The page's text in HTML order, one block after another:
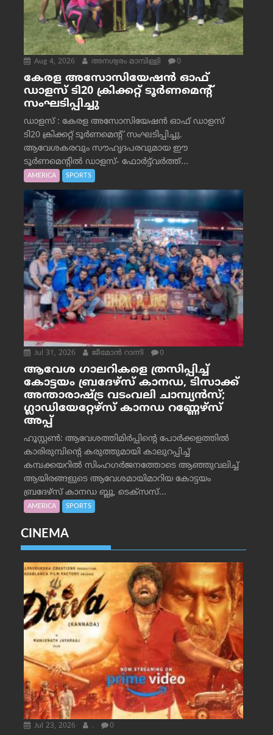
Aug 4, 2026 അനശ്വരം മാമ്പിള്ളി 0
കേരള അസോസിയേഷൻ ഓഫ്
ഡാളസ് ടി20 ക്രിക്കറ്റ് ടൂർണമെന്റ്
സംഘടിപ്പിച്ചു
ഡാളസ് : കേരള അസോസിയേഷൻ ഓഫ് ഡാളസ്
ടി20 ക്രിക്കറ്റ് ടൂർണമെന്റ് സംഘടിപ്പിച്ചു.
ആവേശകരവും സൗഹൃദപരവുമായ ഈ
ടൂർണമെന്റിൽ ഡാളസ്- ഫോർട്ട്‌വര്‍ത്ത്...
AMERICA SPORTS
Jul 31, 2026 ജീമോന്‍ റാന്നി 0
ആവേശ ഗാലറികളെ ത്രസിപ്പിച്ച്
കോട്ടയം ബ്രദേഴ്‌സ് കാനഡ, ടിസാക്ക്
അന്താരാഷ്ട്ര വടംവലി ചാമ്പ്യന്‍സ്;
ഗ്ലാഡിയേറ്റേഴ്‌സ് കാനഡ റണ്ണേഴ്‌സ്
അപ്പ്
ഹൂസ്റ്റണ്‍: ആവേശത്തിമിര്‍പ്പിന്റെ പോര്‍ക്കളത്തില്‍
കാരിരുമ്പിന്റെ കരുത്തുമായി കാലുറപ്പിച്ച്
കമ്പക്കയറില്‍ സിംഹഗര്‍ജനത്തോടെ ആഞ്ഞുവലിച്ച്
ആയിരങ്ങളുടെ ആവേശമായിമാറിയ കോട്ടയം
ബ്രദേഴ്‌സ് കാനഡ ബ്ലൂ, ടെക്‌സസ്...
AMERICA SPORTS
CINEMA
Jul 23, 2026 . 0